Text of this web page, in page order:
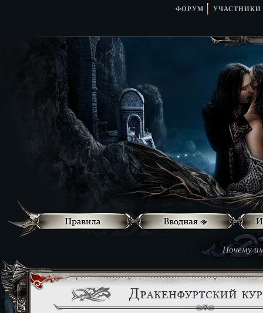
ФОРУМ УЧАСТНИКИ
Почему